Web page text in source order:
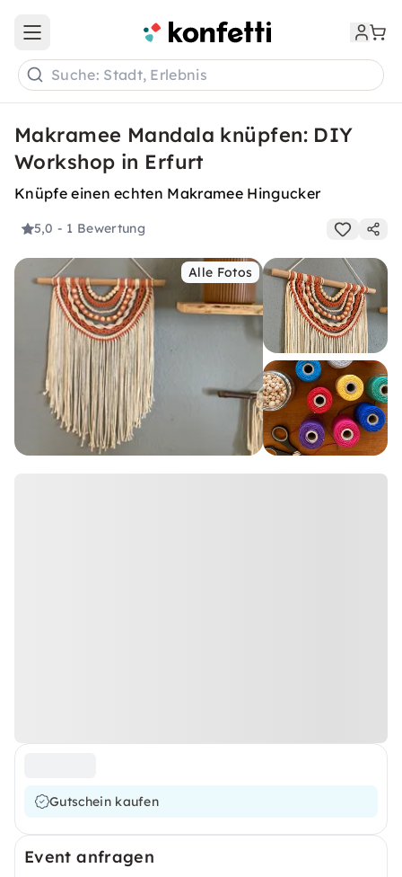
Open main menu
Suche: Stadt, Erlebnis
Makramee Mandala knüpfen: DIY
Workshop in Erfurt
Knüpfe einen echten Makramee Hingucker
5,0 - 1 Bewertung
Alle Fotos
Gutschein kaufen
Event anfragen